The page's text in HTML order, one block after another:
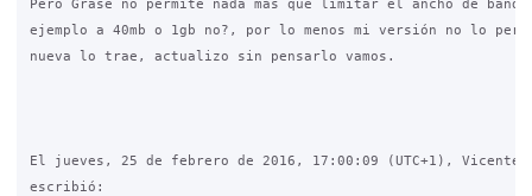
Pero Grase no permite nada más que limitar el ancho de
ejemplo a 40mb o 1gb no?, por lo menos mi versión no lo
nueva lo trae, actualizo sin pensarlo vamos.
El jueves, 25 de febrero de 2016, 17:00:09 (UTC+1), Vicente
escribió: